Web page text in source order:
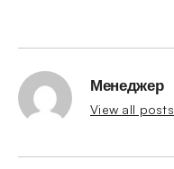
Менеджер
View all posts